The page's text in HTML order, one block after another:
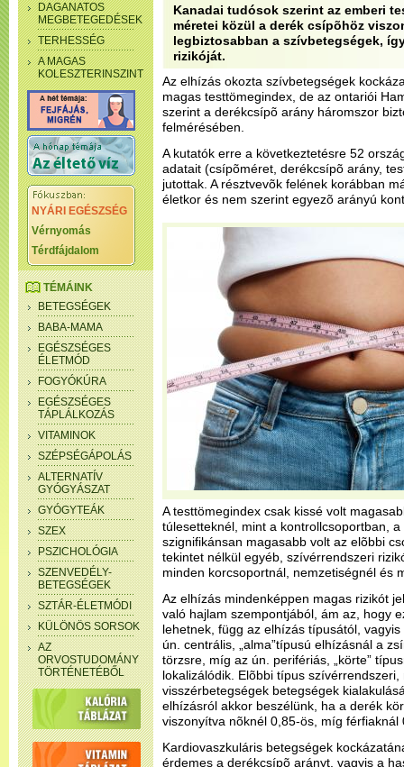
DAGANATOS
MEGBETEGEDÉSEK
TERHESSÉG
A MAGAS
KOLESZTERINSZINT
NYÁRI EGÉSZSÉG
Vérnyomás
Térdfájdalom
TÉMÁINK
BETEGSÉGEK
BABA-MAMA
EGÉSZSÉGES
ÉLETMÓD
FOGYÓKÚRA
EGÉSZSÉGES
TÁPLÁLKOZÁS
VITAMINOK
SZÉPSÉGÁPOLÁS
ALTERNATÍV
GYÓGYÁSZAT
GYÓGYTEÁK
SZEX
PSZICHOLÓGIA
SZENVEDÉLY-
BETEGSÉGEK
SZTÁR-ÉLETMÓDI
KÜLÖNÖS SORSOK
AZ
ORVOSTUDOMÁNY
TÖRTÉNETÉBŐL
Kanadai tudósok szerint az emberi
méretei közül a derék csípõhöz
legbiztosabban a szívbetegségek,
rizikóját.
Az elhízás okozta szívbetegségek
magas testtömegindex, de az ontariói
szerint a derékcsípõ arány háromszor
felmérésében.
A kutatók erre a következtetésre 52
adatait (csípõméret, derékcsípõ arány,
jutottak. A résztvevõk felének korábban
életkor és nem szerint egyezõ arányú
A testtömegindex csak kissé volt
túlesetteknél, mint a kontrollcsoportban,
szignifikánsan magasabb volt az elõbbi
tekintet nélkül egyéb, szívérrendszeri
minden korcsoportnál, nemzetiségnél és
Az elhízás mindenképpen magas rizikót
való hajlam szempontjából, ám az, hogy
lehetnek, függ az elhízás típusától,
ún. centrális, „alma”típusú elhízásnál a
törzsre, míg az ún. perifériás, „körte”
lokalizálódik. Elõbbi típus
visszérbetegségek betegségek
elhízásról akkor beszélünk, ha a derék
viszonyítva nõknél 0,85-ös, míg férfiaknál
Kardiovaszkuláris betegségek
érdemes a derékcsípõ arányt, vagyis a